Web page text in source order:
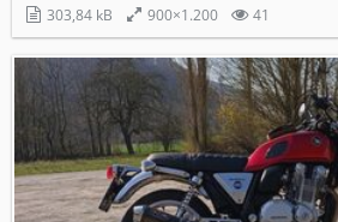
303,84 kB 900×1.200 41